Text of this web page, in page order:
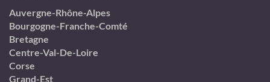
Auvergne-Rhône-Alpes
Bourgogne-Franche-Comté
Bretagne
Centre-Val-De-Loire
Corse
Grand-Est